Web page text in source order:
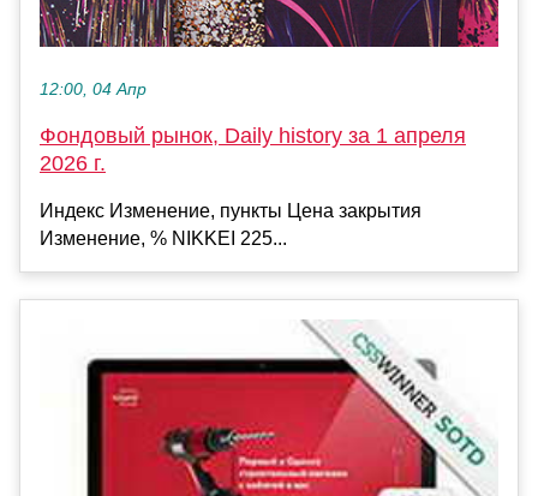
12:00, 04 Апр
Фондовый рынок, Daily history за 1 апреля
2026 г.
Индекс Изменение, пункты Цена закрытия
Изменение, % NIKKEI 225...